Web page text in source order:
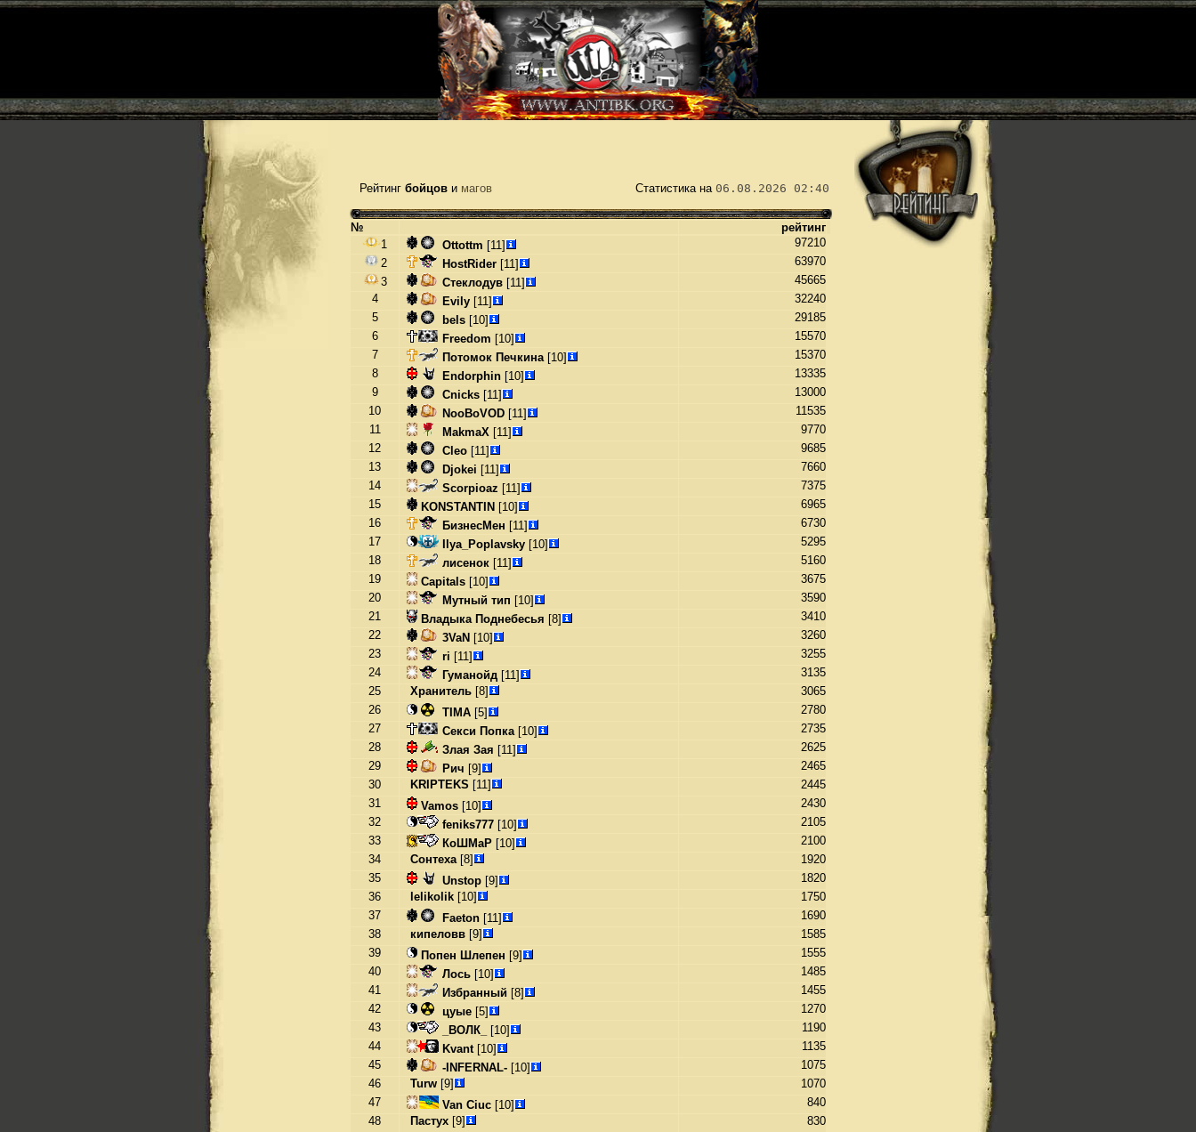
Рейтинг бойцов и магов Статистика на 06.08.2026 02:40
№
рейтинг
1
Ottottm [11]
97210
2
HostRider [11]
63970
3
Стеклодув [11]
45665
4
Evily [11]
32240
5
bels [10]
29185
6
Freedom [10]
15570
7
Потомок Печкина[10]
15370
8
Endorphin [10]
13335
9
Cnicks [11]
13000
10
NooBoVOD [11]
11535
11
MakmaX [11]
9770
12
Cleo [11]
9685
13
Djokei [11]
7660
14
Scorpioaz [11]
7375
15
KONSTANTIN [10]
6965
16
БизнесМен [11]
6730
17
Ilya_Poplavsky [10]
5295
18
лисенок [11]
5160
19
Capitals [10]
3675
20
Мутный тип [10]
3590
21
Владыка Поднебесья [8]
3410
22
3VaN [10]
3260
23
ri [11]
3255
24
Гуманойд [11]
3135
25
Хранитель [8]
3065
26
TIMA [5]
2780
27
Секси Попка[10]
2735
28
Злая Зая [11]
2625
29
Рич [9]
2465
30
KRIPTEKS [11]
2445
31
Vamos [10]
2430
32
feniks777 [10]
2105
33
КоШМаР [10]
2100
34
Сонтеха[8]
1920
35
Unstop [9]
1820
36
lelikolik [10]
1750
37
Faeton [11]
1690
38
кипеловв [9]
1585
39
Попен Шлепен [9]
1555
40
Лось [10]
1485
41
Избранный [8]
1455
42
цуые [5]
1270
43
_ВОЛК_ [10]
1190
44
Kvant[10]
1135
45
-INFERNAL- [10]
1075
46
Turw [9]
1070
47
Van Ciuc [10]
840
48
Пастух [9]
830